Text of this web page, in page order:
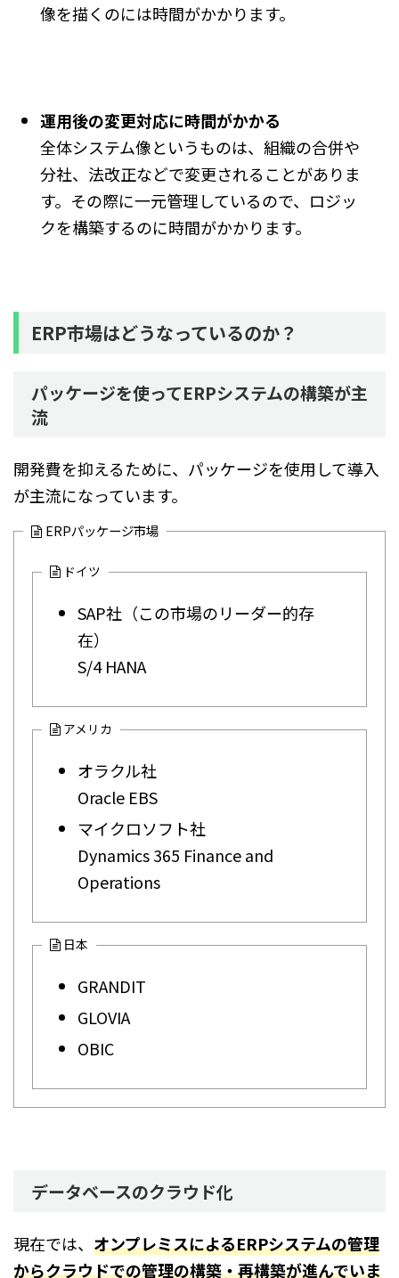
像を描くのには時間がかかります。
運用後の変更対応に時間がかかる
全体システム像というものは、組織の合併や
分社、法改正などで変更されることがありま
す。その際に一元管理しているので、ロジッ
クを構築するのに時間がかかります。
ERP市場はどうなっているのか？
パッケージを使ってERPシステムの構築が主
流
開発費を抑えるために、パッケージを使用して導入
が主流になっています。
ERPパッケージ市場
ドイツ
SAP社（この市場のリーダー的存
在）
S/4 HANA
アメリカ
オラクル社
Oracle EBS
マイクロソフト社
Dynamics 365 Finance and
Operations
日本
GRANDIT
GLOVIA
OBIC
データベースのクラウド化
現在では、 オンプレミスによるERPシステムの管理
からクラウドでの管理の構築・再構築が進んでいま